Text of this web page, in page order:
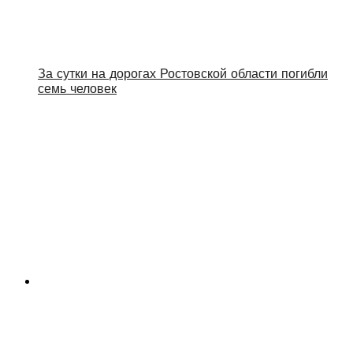
За сутки на дорогах Ростовской области погибли
семь человек